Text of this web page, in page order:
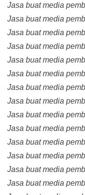
Jasa buat media
Jasa buat media
Jasa buat media
Jasa buat media
Jasa buat media
Jasa buat media
Jasa buat media
Jasa buat media
Jasa buat media
Jasa buat media
Jasa buat media
Jasa buat media
Jasa buat media
Jasa buat media